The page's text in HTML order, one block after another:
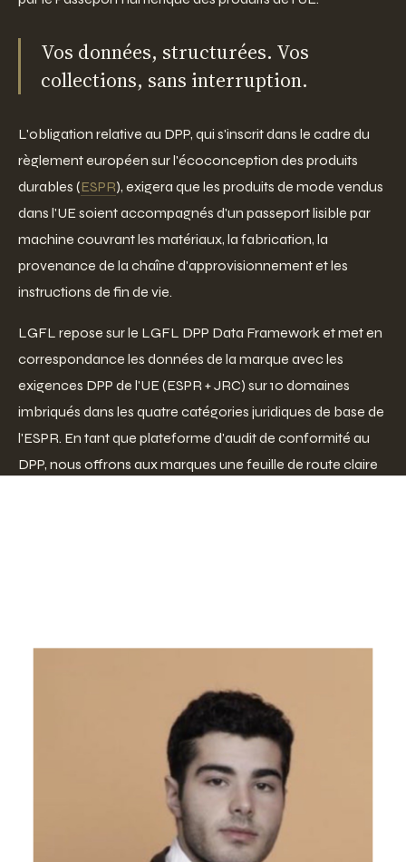
Vos données, structurées. Vos
collections, sans interruption.
L'obligation relative au DPP, qui s'inscrit dans le cadre du
règlement européen sur l'écoconception des produits
durables (ESPR), exigera que les produits de mode vendus
dans l'UE soient accompagnés d'un passeport lisible par
machine couvrant les matériaux, la fabrication, la
provenance de la chaîne d'approvisionnement et les
instructions de fin de vie.
LGFL repose sur le LGFL DPP Data Framework et met en
correspondance les données de la marque avec les
exigences DPP de l'UE (ESPR + JRC) sur 10 domaines
imbriqués dans les quatre catégories juridiques de base de
l'ESPR. En tant que plateforme d'audit de conformité au
DPP, nous offrons aux marques une feuille de route claire